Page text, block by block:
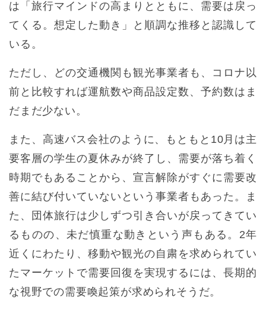
は「旅行マインドの高まりとともに、需要は戻っ
てくる。想定した動き」と順調な推移と認識して
いる。
ただし、どの交通機関も観光事業者も、コロナ以
前と比較すれば運航数や商品設定数、予約数はま
だまだ少ない。
また、高速バス会社のように、もともと10月は主
要客層の学生の夏休みが終了し、需要が落ち着く
時期でもあることから、宣言解除がすぐに需要改
善に結び付いていないという事業者もあった。ま
た、団体旅行は少しずつ引き合いが戻ってきてい
るものの、未だ慎重な動きという声もある。2年
近くにわたり、移動や観光の自粛を求められてい
たマーケットで需要回復を実現するには、長期的
な視野での需要喚起策が求められそうだ。